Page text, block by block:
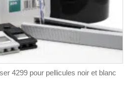
4299 pour pellicules noir et blanc